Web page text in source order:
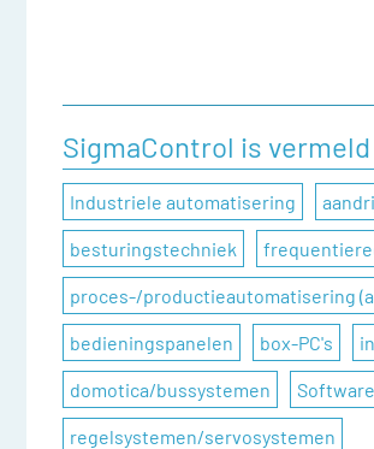
SigmaControl is
Industriele automatisering
besturingstechniek
proces-/productieautomatisering
bedieningspanelen box-PC's
domotica/bussystemen Software
regelsystemen/servosystemen